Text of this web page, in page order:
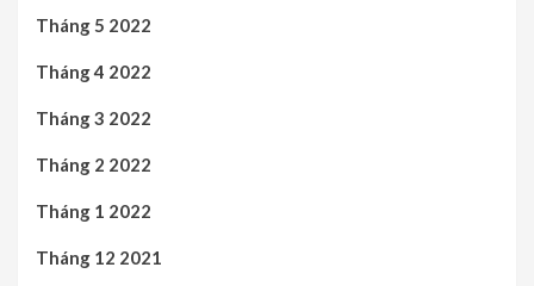
Tháng 5 2022
Tháng 4 2022
Tháng 3 2022
Tháng 2 2022
Tháng 1 2022
Tháng 12 2021